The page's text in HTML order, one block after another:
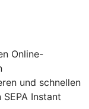
Online-
und schnellen
Instant